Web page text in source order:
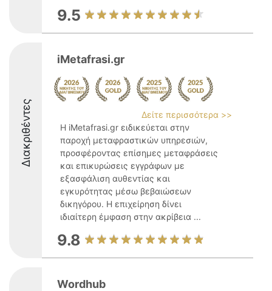
9.5
Διακριθέντες
iMetafrasi.gr
Δείτε περισσότερα >>
Η iMetafrasi.gr ειδικεύεται στην
παροχή μεταφραστικών υπηρεσιών,
προσφέροντας επίσημες μεταφράσεις
και επικυρώσεις εγγράφων με
εξασφάλιση αυθεντίας και
εγκυρότητας μέσω βεβαιώσεων
δικηγόρου. Η επιχείρηση δίνει
ιδιαίτερη έμφαση στην ακρίβεια ...
9.8
Wordhub